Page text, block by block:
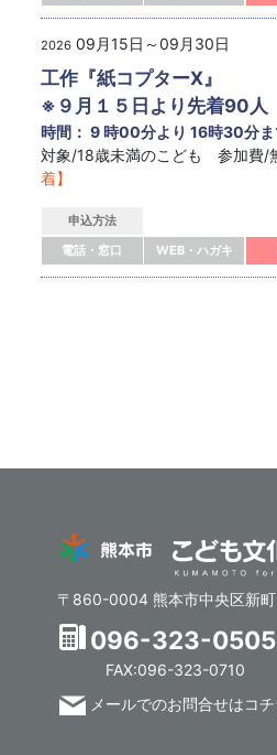
2026 09月15日～09月30日
工作『紙コプターX』
※９月１５日より先着90人
時間： 9 時00分より 16時30分
対象/18歳未満のこども 参加費
着】
申込方法
電話・窓口
WEB・ハガキ
〒860-0004 熊本市中央区新
096-323-0505
FAX:096-323-0710
メールでのお問合せはコチ